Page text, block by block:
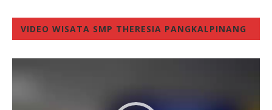
VIDEO WISATA SMP THERESIA PANGKALPINANG